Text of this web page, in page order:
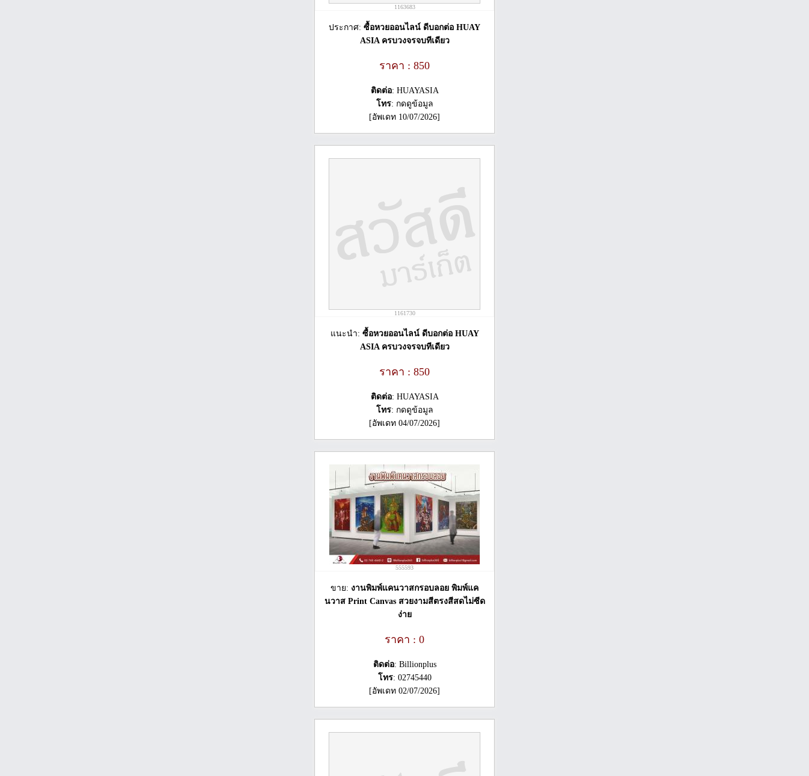
1163683
ประกาศ: ซื้อหวยออนไลน์ ดีบอกต่อ HUAY
ASIA ครบวงจรจบทีเดียว
ราคา : 850
ติดต่อ: HUAYASIA
โทร: กดดูข้อมูล
[อัพเดท 10/07/2026]
1161730
แนะนำ: ซื้อหวยออนไลน์ ดีบอกต่อ HUAY
ASIA ครบวงจรจบทีเดียว
ราคา : 850
ติดต่อ: HUAYASIA
โทร: กดดูข้อมูล
[อัพเดท 04/07/2026]
555593
ขาย: งานพิมพ์แคนวาสกรอบลอย พิมพ์แค
นวาส Print Canvas สวยงามสีตรงสีสดไม่ซีด
ง่าย
ราคา : 0
ติดต่อ: Billionplus
โทร: 02745440
[อัพเดท 02/07/2026]